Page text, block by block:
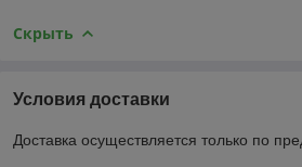
Скрыть
Условия доставки
Доставка осуществляется только по